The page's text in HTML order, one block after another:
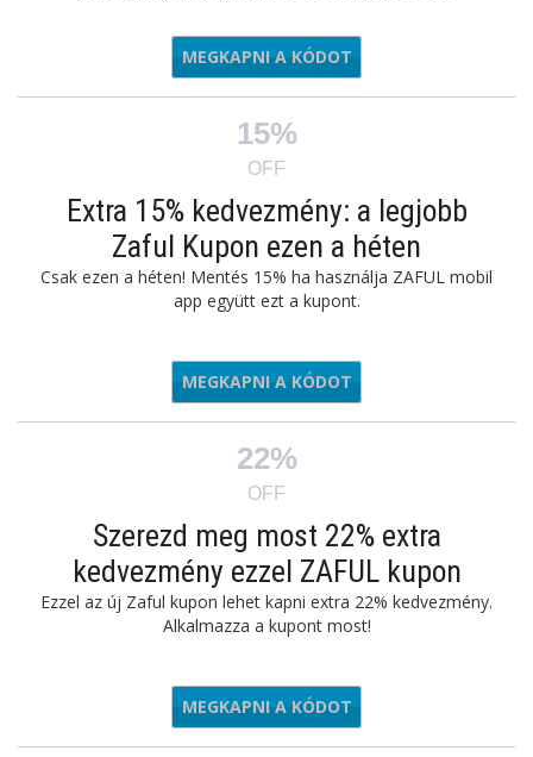
ADZF
MEGKAPNI A KÓDOT
15%
OFF
Extra 15% kedvezmény: a legjobb
Zaful Kupon ezen a héten
Csak ezen a héten! Mentés 15% ha használja ZAFUL mobil
app együtt ezt a kupont.
AFULAPP
MEGKAPNI A KÓDOT
22%
OFF
Szerezd meg most 22% extra
kedvezmény ezzel ZAFUL kupon
Ezzel az új Zaful kupon lehet kapni extra 22% kedvezmény.
Alkalmazza a kupont most!
RMN22
MEGKAPNI A KÓDOT